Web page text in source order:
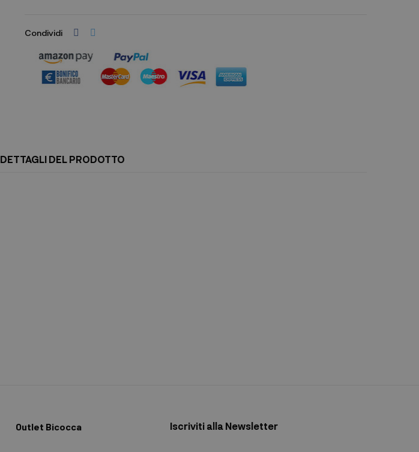
Condividi
DETTAGLI DEL PRODOTTO
Outlet Bicocca Iscriviti alla Newsletter